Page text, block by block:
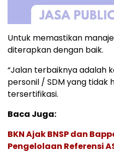
Untuk memastikan
diterapkan dengan baik.
“Jalan terbaiknya adalah
personil / SDM yang tidak
tersertifikasi.
Baca Juga:
BKN Ajak BNSP dan
Pengelolaan Referensi